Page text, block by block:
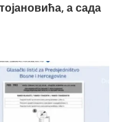
а сада